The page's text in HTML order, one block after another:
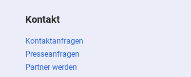
Kontakt
Kontaktanfragen
Presseanfragen
Partner werden